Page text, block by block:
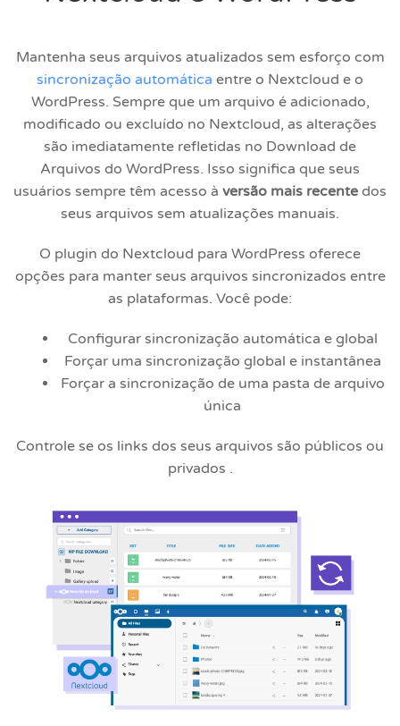
Mantenha seus arquivos atualizados sem esforço com
sincronização automática entre o Nextcloud e o
WordPress. Sempre que um arquivo é adicionado,
modificado ou excluído no Nextcloud, as alterações
são imediatamente refletidas no Download de
Arquivos do WordPress. Isso significa que seus
usuários sempre têm acesso à versão mais recente dos
seus arquivos sem atualizações manuais.
O plugin do Nextcloud para WordPress oferece
opções para manter seus arquivos sincronizados entre
as plataformas. Você pode:
Configurar sincronização automática e global
Forçar uma sincronização global e instantânea
Forçar a sincronização de uma pasta de arquivo
única
Controle se os links dos seus arquivos são públicos ou
privados .